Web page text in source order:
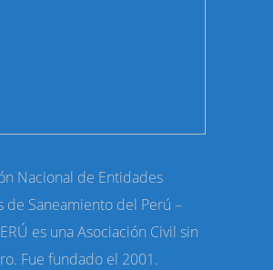
Nacional de Entidades
de Saneamiento del Perú –
es una Asociación Civil sin
Fue fundado el 2001.